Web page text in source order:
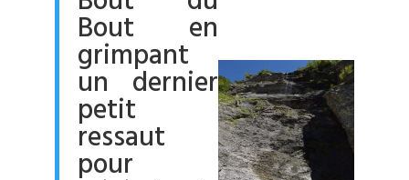
Bout en
grimpant
un dernier
petit
ressaut
pour